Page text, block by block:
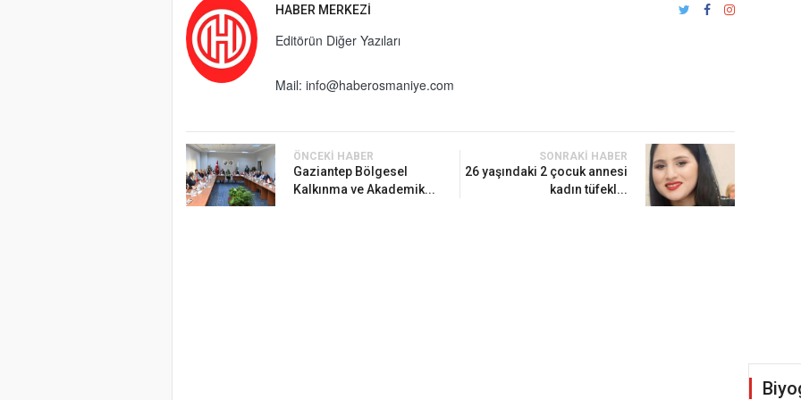
HABER MERKEZI
Editörün Diğer Yazıları
Mail: info@haberosmaniye.com
ÖNCEKI HABER
Gaziantep Bölgesel
Kalkınma ve Akademik...
SONRAKI HABER
26 yaşındaki 2 çocuk annesi
kadın tüfekl...